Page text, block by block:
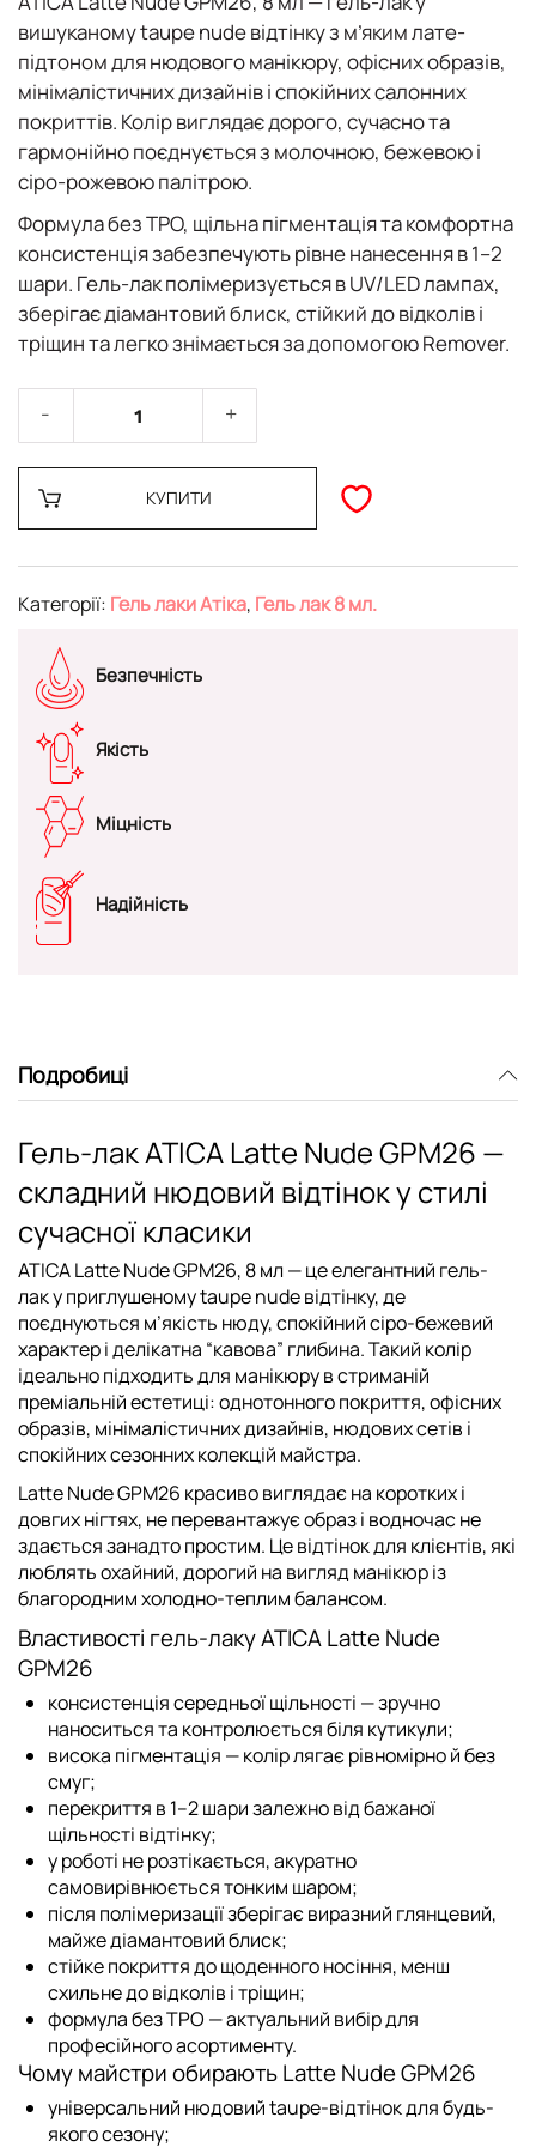
вишуканому taupe nude відтінку з м’яким лате-
підтоном для нюдового манікюру, офісних образів,
мінімалістичних дизайнів і спокійних салонних
покриттів. Колір виглядає дорого, сучасно та
гармонійно поєднується з молочною, бежевою і
сіро-рожевою палітрою.
Формула без TPO, щільна пігментація та комфортна
консистенція забезпечують рівне нанесення в 1–2
шари. Гель-лак полімеризується в UV/LED лампах,
зберігає діамантовий блиск, стійкий до відколів і
тріщин та легко знімається за допомогою Remover.
КУПИТИ
Категорії: Гель лаки Атіка, Гель лак 8 мл.
Безпечність
Якість
Міцність
Надійність
Подробиці
Гель-лак ATICA Latte Nude GPM26 —
складний нюдовий відтінок у стилі
сучасної класики
ATICA Latte Nude GPM26, 8 мл — це елегантний гель-
лак у приглушеному taupe nude відтінку, де
поєднуються м’якість нюду, спокійний сіро-бежевий
характер і делікатна “кавова” глибина. Такий колір
ідеально підходить для манікюру в стриманій
преміальній естетиці: однотонного покриття, офісних
образів, мінімалістичних дизайнів, нюдових сетів і
спокійних сезонних колекцій майстра.
Latte Nude GPM26 красиво виглядає на коротких і
довгих нігтях, не перевантажує образ і водночас не
здається занадто простим. Це відтінок для клієнтів, які
люблять охайний, дорогий на вигляд манікюр із
благородним холодно-теплим балансом.
Властивості гель-лаку ATICA Latte Nude
GPM26
консистенція середньої щільності — зручно
наноситься та контролюється біля кутикули;
висока пігментація — колір лягає рівномірно й без
смуг;
перекриття в 1–2 шари залежно від бажаної
щільності відтінку;
у роботі не розтікається, акуратно
самовирівнюється тонким шаром;
після полімеризації зберігає виразний глянцевий,
майже діамантовий блиск;
стійке покриття до щоденного носіння, менш
схильне до відколів і тріщин;
формула без TPO — актуальний вибір для
професійного асортименту.
Чому майстри обирають Latte Nude GPM26
універсальний нюдовий taupe-відтінок для будь-
якого сезону;